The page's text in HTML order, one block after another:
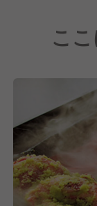
こ